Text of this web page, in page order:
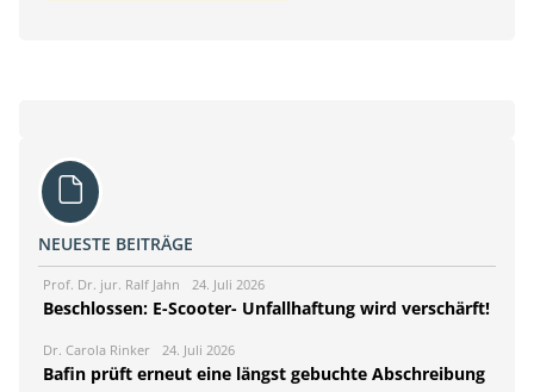
NEUESTE BEITRÄGE
Prof. Dr. jur. Ralf Jahn 24. Juli 2026
Beschlossen: E-Scooter- Unfallhaftung wird verschärft!
Dr. Carola Rinker 24. Juli 2026
Bafin prüft erneut eine längst gebuchte Abschreibung